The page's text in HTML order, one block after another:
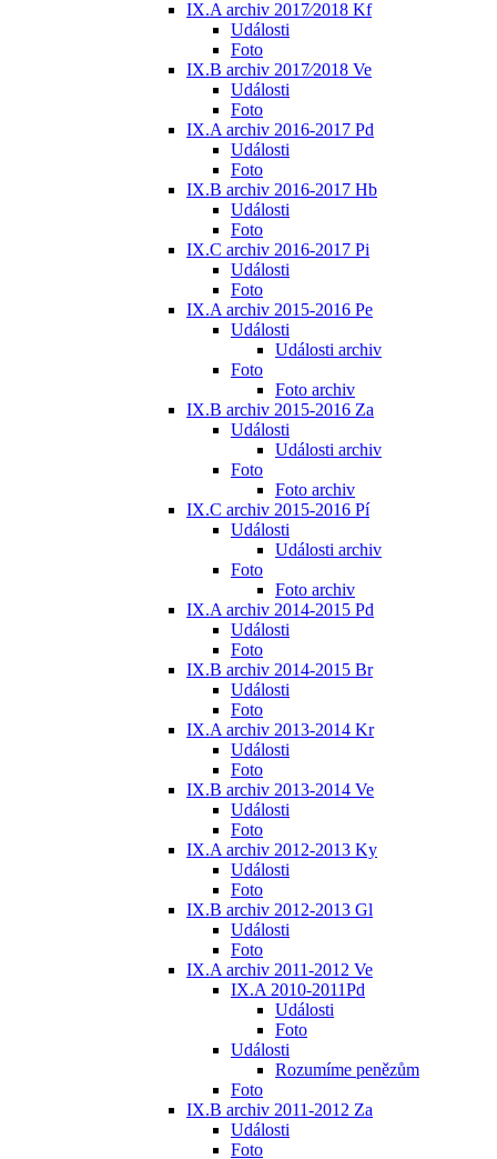
IX.A archiv 2017⁄2018 Kf
Události
Foto
IX.B archiv 2017⁄2018 Ve
Události
Foto
IX.A archiv 2016-2017 Pd
Události
Foto
IX.B archiv 2016-2017 Hb
Události
Foto
IX.C archiv 2016-2017 Pi
Události
Foto
IX.A archiv 2015-2016 Pe
Události
Události archiv
Foto
Foto archiv
IX.B archiv 2015-2016 Za
Události
Události archiv
Foto
Foto archiv
IX.C archiv 2015-2016 Pí
Události
Události archiv
Foto
Foto archiv
IX.A archiv 2014-2015 Pd
Události
Foto
IX.B archiv 2014-2015 Br
Události
Foto
IX.A archiv 2013-2014 Kr
Události
Foto
IX.B archiv 2013-2014 Ve
Události
Foto
IX.A archiv 2012-2013 Ky
Události
Foto
IX.B archiv 2012-2013 Gl
Události
Foto
IX.A archiv 2011-2012 Ve
IX.A 2010-2011Pd
Události
Foto
Události
Rozumíme penězům
Foto
IX.B archiv 2011-2012 Za
Události
Foto